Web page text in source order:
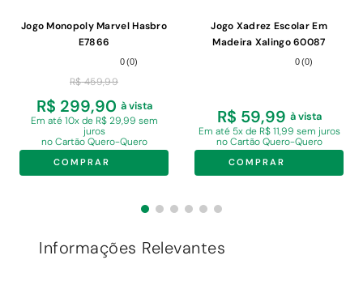
Jogo Monopoly Marvel Hasbro
E7866
0(0)
R$ 459,99
R$ 299,90 à vista
Em até 10x de R$ 29,99 sem
juros
no Cartão Quero-Quero
COMPRAR
Jogo Xadrez Escolar Em
Madeira Xalingo 60087
0(0)
R$ 59,99 à vista
Em até 5x de R$ 11,99 sem juros
no Cartão Quero-Quero
COMPRAR
Informações Relevantes